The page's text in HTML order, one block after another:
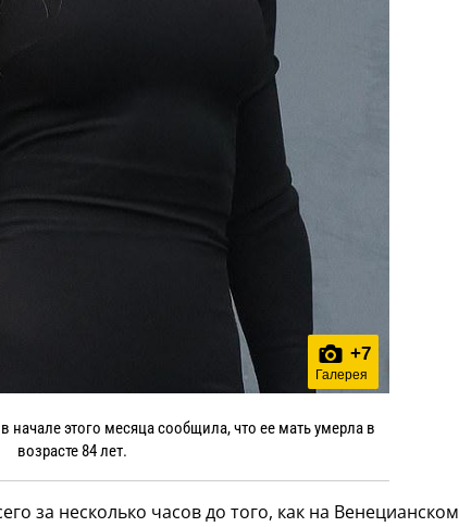
+7
Галерея
начале этого месяца сообщила, что ее мать умерла в
возрасте 84 лет.
за несколько часов до того, как на Венецианском